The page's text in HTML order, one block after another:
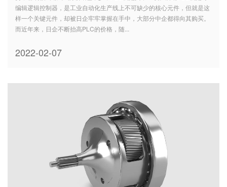
编辑逻辑控制器，是工业自动化生产线上不可缺少的核心元件，但就是这
样一个关键元件，却被日企牢牢掌握在手中，大部分中企都得向其购买。
而近年来，日企不断抬高PLC的价格，随...
2022-02-07